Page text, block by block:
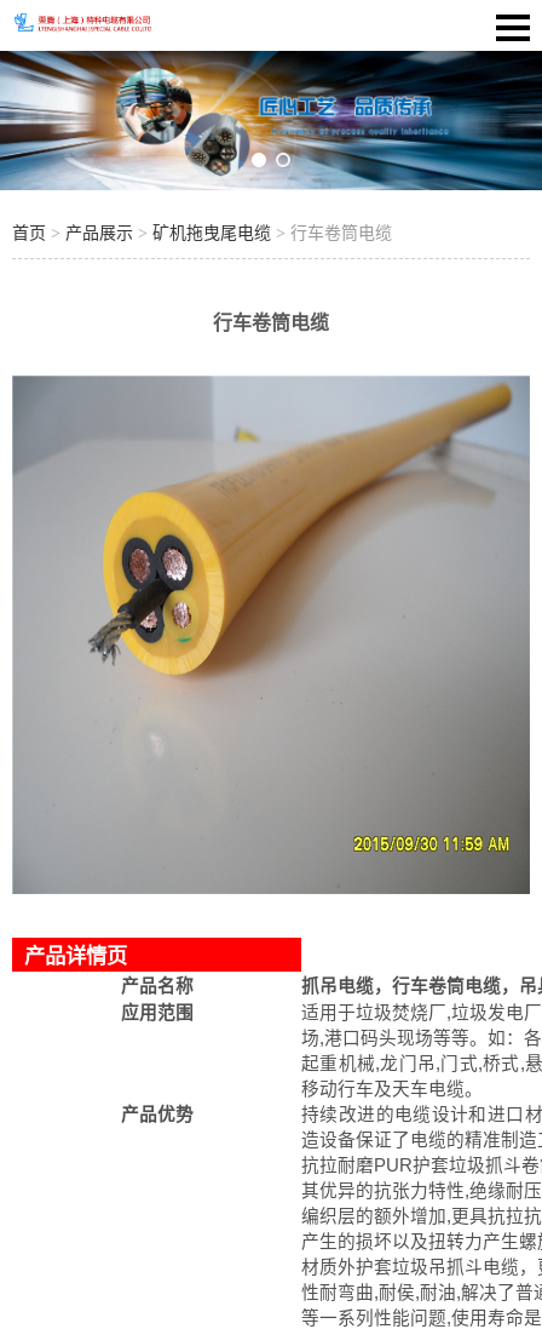
首页 > 产品展示 > 矿机拖曳尾电缆 > 行车卷筒电缆
行车卷筒电缆
产品详情页
产品名称
抓吊电缆，行车卷筒电缆，
应用范围
适用于垃圾焚烧厂,垃圾发电
场,港口码头现场等等。如：
起重机械,龙门吊,门式,桥式,
移动行车及天车电缆。
产品优势
持续改进的电缆设计和进口
造设备保证了电缆的精准制
抗拉耐磨PUR护套垃圾抓斗
其优异的抗张力特性,绝缘耐
编织层的额外增加,更具抗拉
产生的损坏以及扭转力产生
材质外护套垃圾吊抓斗电缆
性耐弯曲,耐侯,耐油,解决了
等一系列性能问题,使用寿命